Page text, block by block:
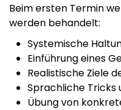
Beim ersten Termin
werden behandelt:
Systemische
Einführung eines
Realistische Ziele
Sprachliche Tricks
Übung von